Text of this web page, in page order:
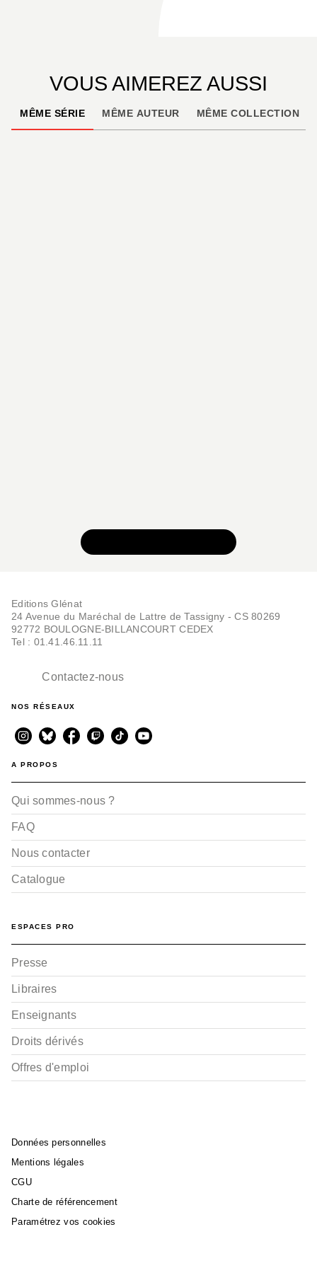
VOUS AIMEREZ AUSSI
MÊME SÉRIE MÊME AUTEUR MÊME COLLECTION
Editions Glénat
24 Avenue du Maréchal de Lattre de Tassigny - CS 80269
92772 BOULOGNE-BILLANCOURT CEDEX
Tel : 01.41.46.11.11
Contactez-nous
NOS RÉSEAUX
A PROPOS
Qui sommes-nous ?
FAQ
Nous contacter
Catalogue
ESPACES PRO
Presse
Libraires
Enseignants
Droits dérivés
Offres d'emploi
Données personnelles
Mentions légales
CGU
Charte de référencement
Paramétrez vos cookies